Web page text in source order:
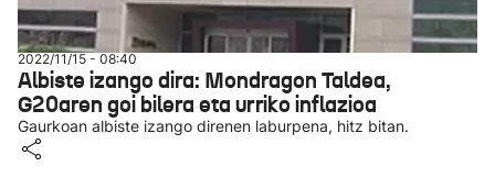
2022/11/15 - 08:40
Albiste izango dira: Mondragon Taldea,
G20aren goi bilera eta urriko inflazioa
Gaurkoan albiste izango direnen laburpena, hitz bitan.